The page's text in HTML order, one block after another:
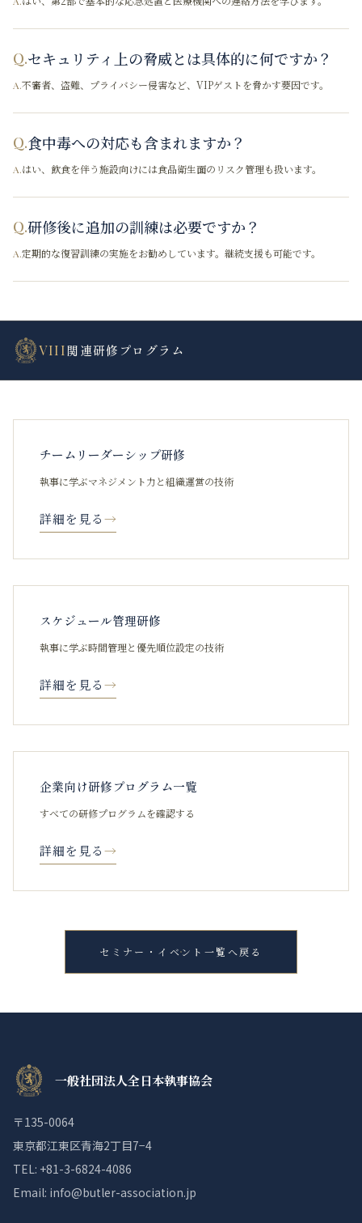
Q.セキュリティ上の脅威とは具体的に何ですか？
A.不審者、盗難、プライバシー侵害など、VIPゲストを脅かす要因です。
Q.食中毒への対応も含まれますか？
A.はい、飲食を伴う施設向けには食品衛生面のリスク管理も扱います。
Q.研修後に追加の訓練は必要ですか？
A.定期的な復習訓練の実施をお勧めしています。継続支援も可能です。
VIII関連研修プログラム
チームリーダーシップ研修
執事に学ぶマネジメント力と組織運営の技術
詳細を見る→
スケジュール管理研修
執事に学ぶ時間管理と優先順位設定の技術
詳細を見る→
企業向け研修プログラム一覧
すべての研修プログラムを確認する
詳細を見る→
セミナー・イベント一覧へ戻る
一般社団法人全日本執事協会
〒135-0064
東京都江東区青海2丁目7−4
TEL: +81-3-6824-4086
Email: info@butler-association.jp